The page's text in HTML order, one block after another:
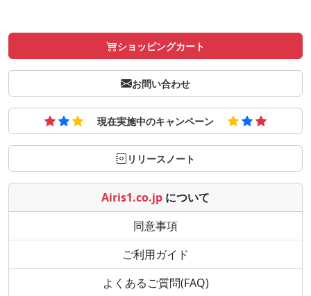
ショッピングカート
お問い合わせ
現在実施中のキャンペーン
リリースノート
Airis1.co.jp について
同意事項
ご利用ガイド
よくあるご質問(FAQ)